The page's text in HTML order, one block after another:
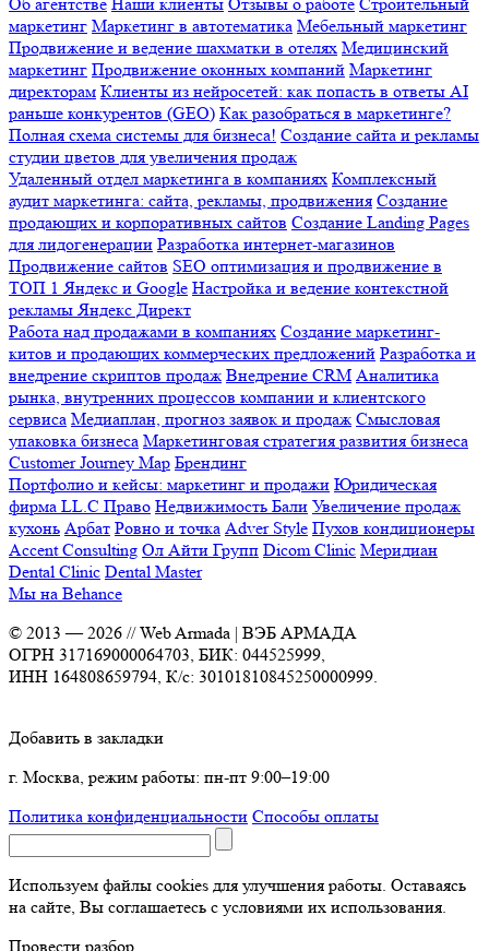
маркетинг Маркетинг в автотематика Мебельный маркетинг
Продвижение и ведение шахматки в отелях Медицинский
маркетинг Продвижение оконных компаний Маркетинг
директорам Клиенты из нейросетей: как попасть в ответы AI
раньше конкурентов (GEO) Как разобраться в маркетинге?
Полная схема системы для бизнеса! Создание сайта и рекламы
студии цветов для увеличения продаж
Удаленный отдел маркетинга в компаниях Комплексный
аудит маркетинга: сайта, рекламы, продвижения Создание
продающих и корпоративных сайтов Создание Landing Pages
для лидогенерации Разработка интернет-магазинов
Продвижение сайтов SEO оптимизация и продвижение в
ТОП 1 Яндекс и Google Настройка и ведение контекстной
рекламы Яндекс Директ
Работа над продажами в компаниях Создание маркетинг-
китов и продающих коммерческих предложений Разработка и
внедрение скриптов продаж Внедрение CRM Аналитика
рынка, внутренних процессов компании и клиентского
сервиса Медиаплан, прогноз заявок и продаж Смысловая
упаковка бизнеса Маркетинговая стратегия развития бизнеса
Customer Journey Map Брендинг
Портфолио и кейсы: маркетинг и продажи Юридическая
фирма LL.C Право Недвижимость Бали Увеличение продаж
кухонь Арбат Ровно и точка Adver Style Пухов кондиционеры
Accent Consulting Ол Айти Групп Dicom Clinic Меридиан
Dental Clinic Dental Master
Мы на Behance
© 2013 —2026 // Web Armada | ВЭБ АРМАДА
ОГРН 317169000064703, БИК: 044525999,
ИНН 164808659794, К/с: 30101810845250000999.
Добавить в закладки
г. Москва, режим работы: пн-пт 9:00–19:00
Политика конфиденциальности Способы оплаты
Используем файлы cookies для улучшения работы. Оставаясь
на сайте, Вы соглашаетесь с условиями их использования.
Провести разбор